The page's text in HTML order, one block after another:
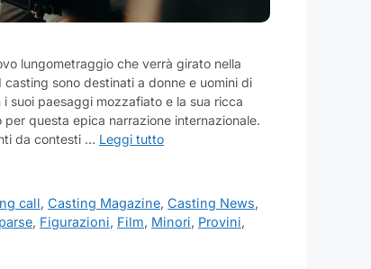
lungometraggio che verrà girato nella
sono destinati a donne e uomini di
suoi paesaggi mozzafiato e la sua ricca
questa epica narrazione internazionale.
da contesti … Leggi tutto
call,Casting Magazine,Casting News,
, Figurazioni, Film, Minori, Provini,